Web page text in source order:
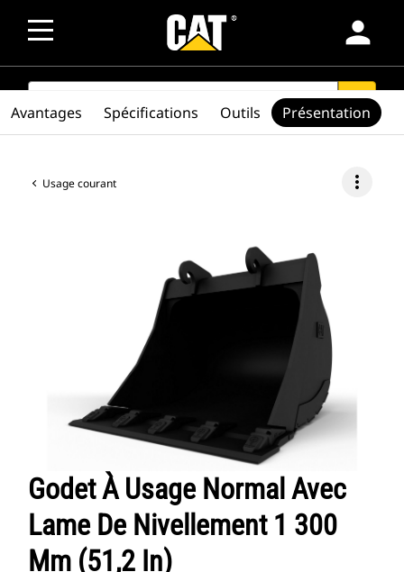
person
SEARCH search
Usage courant more_vert
Godet À Usage Normal Avec
Lame De Nivellement 1 300
Mm (51,2 In)
Avantages Spécifications Outils Présentation